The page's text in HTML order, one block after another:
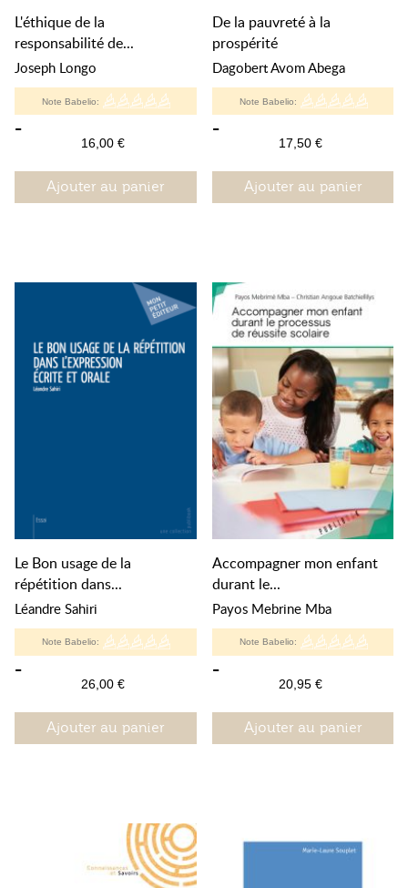
L'éthique de la
responsabilité de...
Joseph Longo
Note Babelio:
-
16,00 €
Ajouter au panier
De la pauvreté à la
prospérité
Dagobert Avom Abega
Note Babelio:
-
17,50 €
Ajouter au panier
Le Bon usage de la
répétition dans...
Léandre Sahiri
Note Babelio:
-
26,00 €
Ajouter au panier
Accompagner mon enfant
durant le...
Payos Mebrine Mba
Note Babelio:
-
20,95 €
Ajouter au panier